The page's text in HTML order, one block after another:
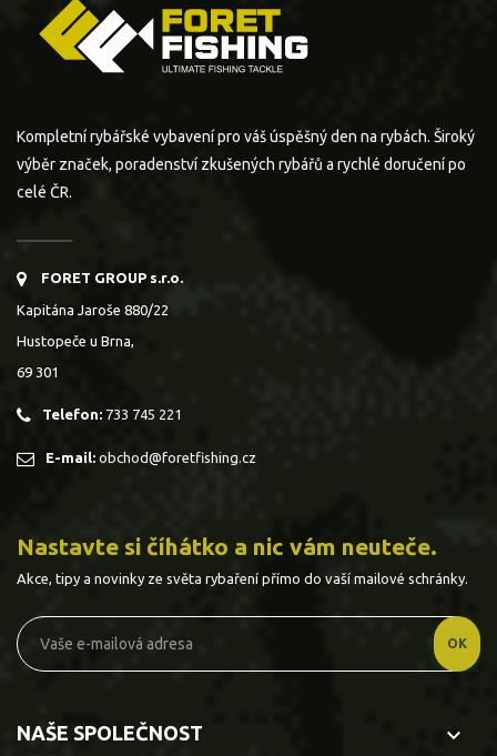
Kompletní rybářské vybavení pro váš úspěšný den na rybách. Široký
výběr značek, poradenství zkušených rybářů a rychlé doručení po
celé ČR.
FORET GROUP s.r.o.
Kapitána Jaroše 880/22
Hustopeče u Brna,
69 301
Telefon: 733 745 221
E-mail: obchod@foretfishing.cz
Nastavte si číhátko a nic vám neuteče.
Akce, tipy a novinky ze světa rybaření přímo do vaší mailové schránky.
NAŠE SPOLEČNOST keyboard_arrow_down